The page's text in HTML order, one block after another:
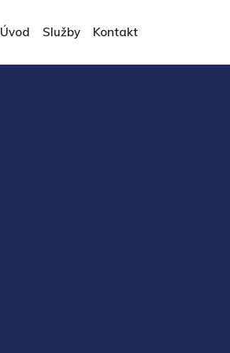
Úvod Služby Kontakt